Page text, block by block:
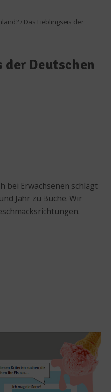
/ Das Lieblingseis der
der Deutschen
bei Erwachsenen schlägt
Jahr zu Buche. Wir